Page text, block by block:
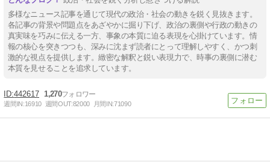
多様なニュース記事を通じて現代の政治・社会の動きを鋭く見抜きます。
各記事の背景や問題点をあざやかに掘り下げ、政治の裏側や行政の動きの
真実味を巧みに伝える一方、事象の本質に迫る表現を心掛けています。情
報の核心を突きつつも、深みに沈まず読者にとって理解しやすく、かつ刺
激的な視点を提供します。緻密な解釈と鋭い表現力で、時事の裏側に潜む
本質を見せることを追求しています。
442617 1,270
週間IN:16910 週間OUT:82000 月間IN:71090